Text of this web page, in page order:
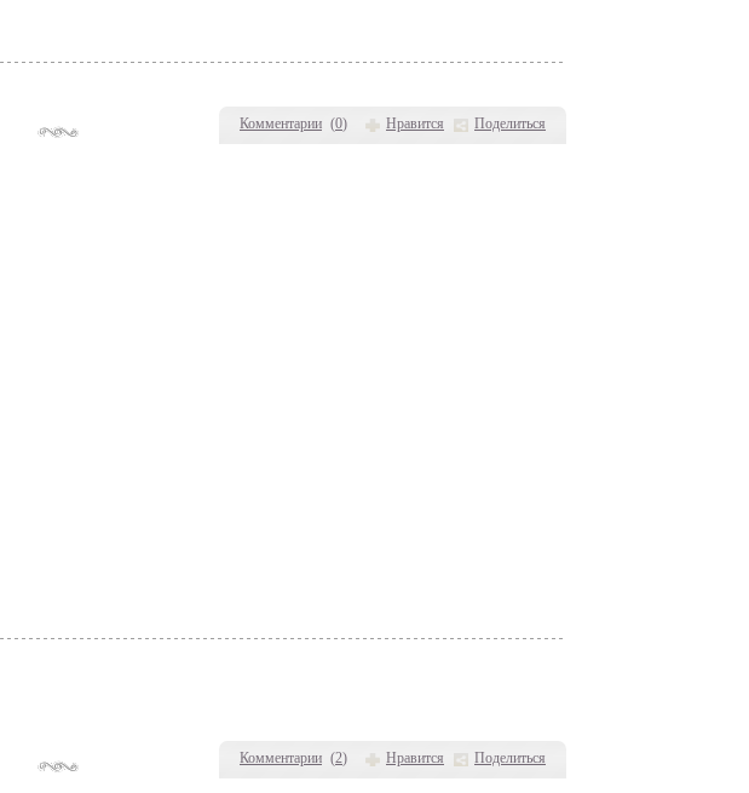
Комментарии (0) Нравится Поделиться
Комментарии (2) Нравится Поделиться